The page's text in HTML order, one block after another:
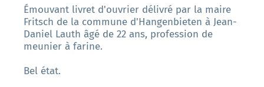
Émouvant livret d'ouvrier délivré par la maire
Fritsch de la commune d'Hangenbieten à Jean-
Daniel Lauth âgé de 22 ans, profession de
meunier à farine.
Bel état.